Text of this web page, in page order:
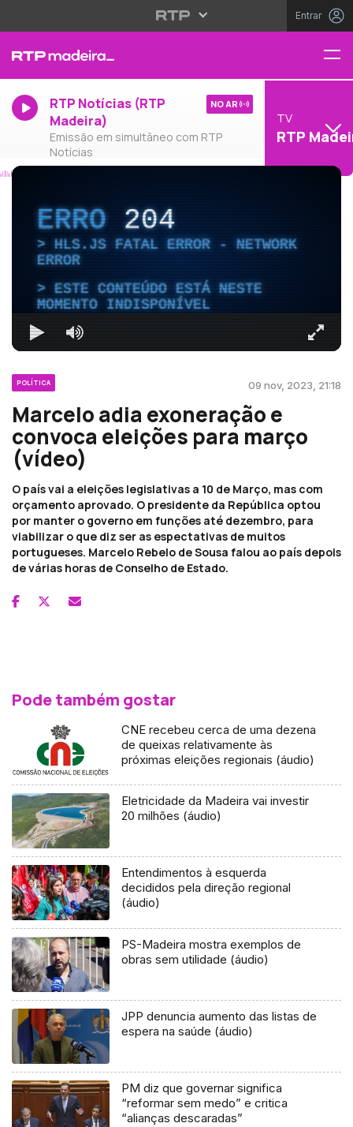
Entrar
RTP Notícias (RTP
Madeira)
Emissão em simultâneo com RTP
Notícias
NO AR
TV
RTP
ERRO204
HLS.JS FATAL ERROR - NETWORK
ERROR
ESTE CONTEÚDO ESTÁ NESTE
MOMENTO INDISPONÍVEL
POLÍTICA 09 nov, 2023, 21:18
Marcelo adia exoneração e
convoca eleições para março
(vídeo)
O país vai a eleições legislativas a 10 de Março, mas com
orçamento aprovado. O presidente da República optou
por manter o governo em funções até dezembro, para
viabilizar o que diz ser as espectativas de muitos
portugueses. Marcelo Rebelo de Sousa falou ao país depois
de várias horas de Conselho de Estado.
Pode também gostar
CNE recebeu cerca de uma dezena
de queixas relativamente às
próximas eleições regionais (áudio)
Eletricidade da Madeira vai investir
20 milhões (áudio)
Entendimentos à esquerda
decididos pela direção regional
(áudio)
PS-Madeira mostra exemplos de
obras sem utilidade (áudio)
JPP denuncia aumento das listas de
espera na saúde (áudio)
PM diz que governar significa
“reformar sem medo” e critica
“alianças descaradas”